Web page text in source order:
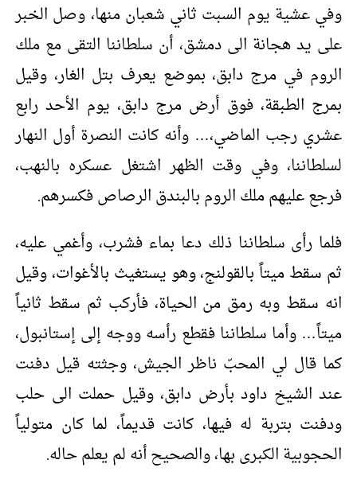
وفي عشية يوم السبت ثاني شعبان منها، وصل الخبر
على يد هجانة الى دمشق، أن سلطاننا التقى مع ملك
الروم في مرج دابق، بموضع يعرف بتل الغار، وقيل
بمرج الطبقة، فوق أرض مرج دابق، يوم الأحد رابع
عشري رجب الماضي،… وأنه كانت النصرة أول النهار
لسلطاننا، وفي وقت الظهر اشتغل عسكره بالنهب،
فرجع عليهم ملك الروم بالبندق الرصاص فكسرهم.
فلما رأى سلطاننا ذلك دعا بماء فشرب، وأغمي عليه،
ثم سقط ميتاً بالقولنج، وهو يستغيث بالأغوات، وقيل
انه سقط وبه رمق من الحياة، فأركب ثم سقط ثانياً
ميتاً… وأما سلطاننا فقطع رأسه ووجه إلى إستانبول،
كما قال لي المحبّ ناظر الجيش، وجثته قيل دفنت
عند الشيخ داود بأرض دابق، وقيل حملت الى حلب
ودفنت بتربة له فيها، كانت قديماً، لما كان متولياً
الحجوبية الكبرى بها، والصحيح أنه لم يعلم حاله.